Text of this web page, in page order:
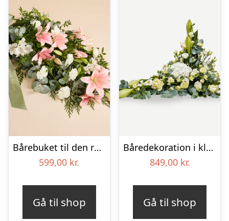
Bårebuket til den rolige afsked med bånd
599,00 kr.
Gå til shop
Båredekoration i klassisk stil – creme
849,00 kr.
Gå til shop